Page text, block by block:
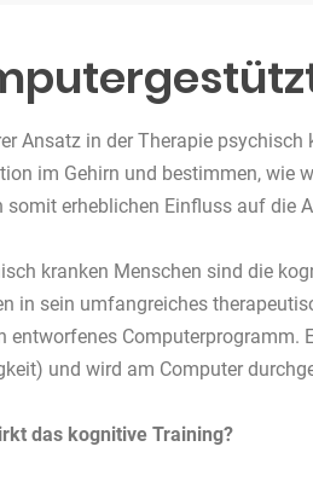
Ansatz in der Therapie
im Gehirn und bestimmen, wie
somit erheblichen Einfluss auf die
kranken Menschen sind die
in sein umfangreiches
entworfenes Computerprogramm.
und wird am Computer
das kognitive Training?